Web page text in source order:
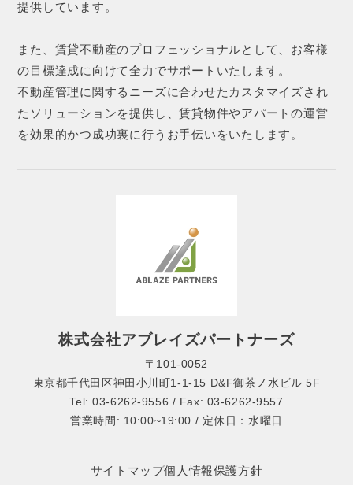
提供しています。
また、賃貸不動産のプロフェッショナルとして、お客様
の目標達成に向けて全力でサポートいたします。
不動産管理に関するニーズに合わせたカスタマイズされ
たソリューションを提供し、賃貸物件やアパートの運営
を効果的かつ成功裏に行うお手伝いをいたします。
株式会社アブレイズパートナーズ
〒101-0052
東京都千代田区神田小川町1-1-15 D&F御茶ノ水ビル 5F
Tel: 03-6262-9556 / Fax: 03-6262-9557
営業時間: 10:00~19:00 / 定休日：水曜日
サイトマップ個人情報保護方針